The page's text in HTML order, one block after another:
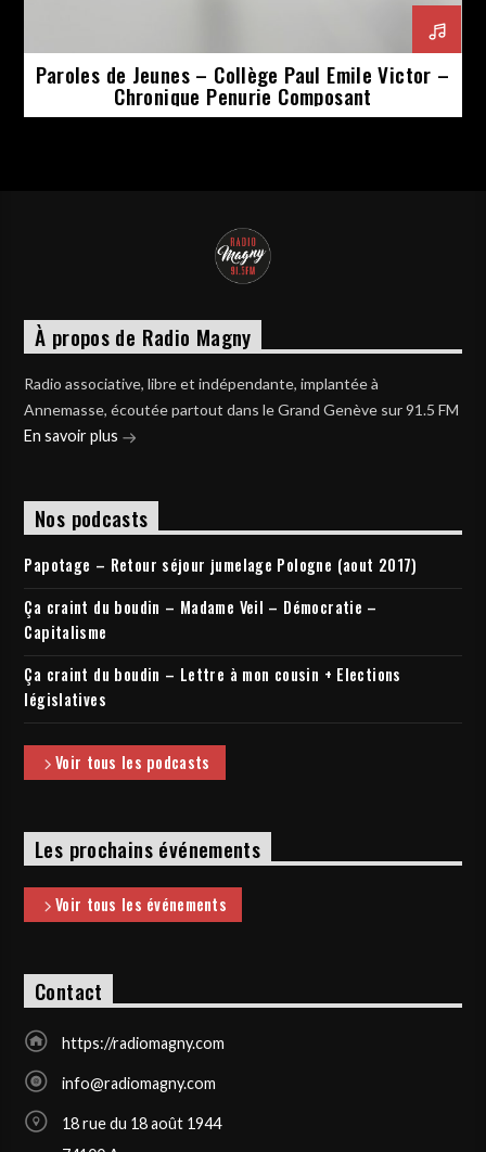
Paroles de Jeunes – Collège Paul Emile Victor –
Chronique Penurie Composant
À propos de Radio Magny
Radio associative, libre et indépendante, implantée à
Annemasse, écoutée partout dans le Grand Genève sur 91.5 FM
En savoir plus
Nos podcasts
Papotage – Retour séjour jumelage Pologne (aout 2017)
Ça craint du boudin – Madame Veil – Démocratie –
Capitalisme
Ça craint du boudin – Lettre à mon cousin + Elections
législatives
Voir tous les podcasts
Les prochains événements
Voir tous les événements
Contact
https://radiomagny.com
info@radiomagny.com
18 rue du 18 août 1944